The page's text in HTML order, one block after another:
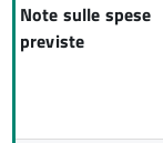
Note sulle spese
previste